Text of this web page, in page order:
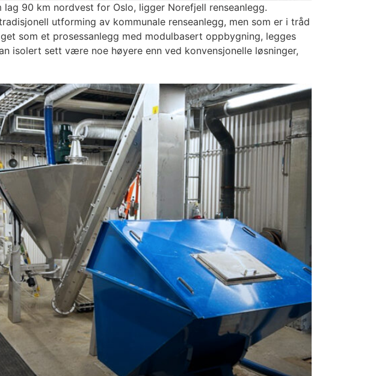
90 km nordvest for Oslo, ligger Norefjell renseanlegg.
utforming av kommunale renseanlegg, men som er i tråd
som et prosessanlegg med modulbasert oppbygning, legges
isolert sett være noe høyere enn ved konvensjonelle løsninger,